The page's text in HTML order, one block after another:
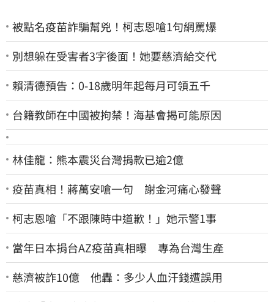
被點名疫苗詐騙幫兇！柯志恩嗆1句網罵爆
別想躲在受害者3字後面！她要慈濟給交代
賴清德預告：0-18歲明年起每月可領五千
台籍教師在中國被拘禁！海基會揭可能原因
林佳龍：熊本震災台灣捐款已逾2億
疫苗真相！蔣萬安嗆一句 謝金河痛心發聲
柯志恩嗆「不跟陳時中道歉！」她示警1事
當年日本捐台AZ疫苗真相曝 專為台灣生產
慈濟被詐10億 他轟：多少人血汗錢遭誤用